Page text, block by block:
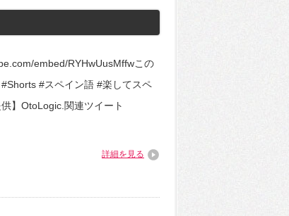
embed/RYHwUusMffwこの
#スペイン語 #楽してスペ
】OtoLogic.関連ツイート
詳細を見る